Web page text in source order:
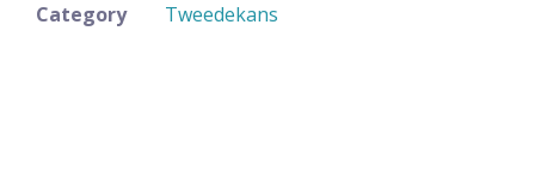
Category
Tweedekans